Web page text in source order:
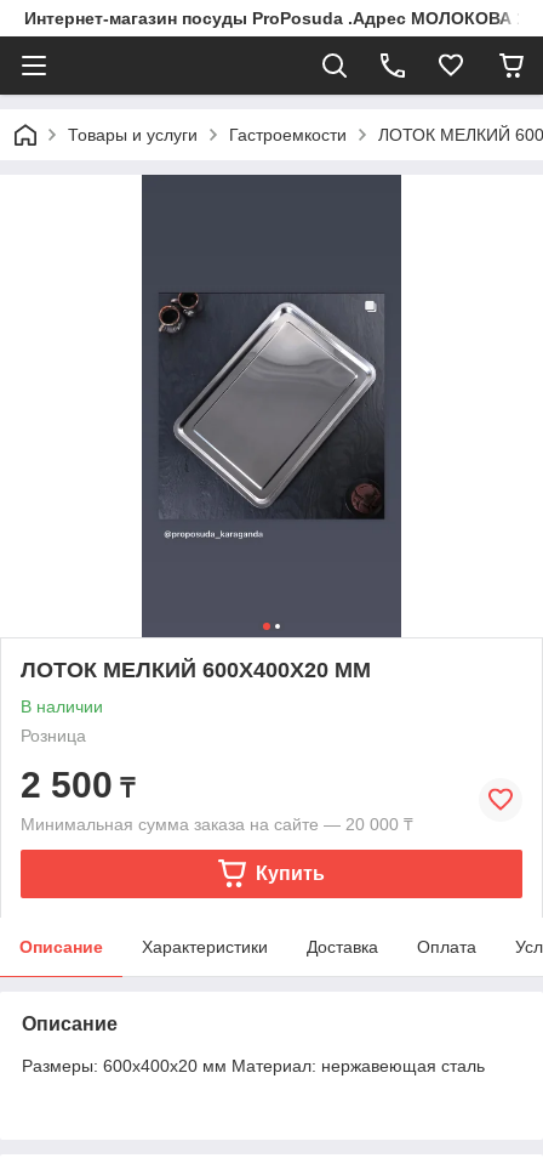
Интернет-магазин посуды ProPosuda .Адрес МОЛОКОВА
Товары и услуги Гастроемкости ЛОТОК МЕЛКИЙ
ЛОТОК МЕЛКИЙ 600Х400Х20 ММ
В наличии
Розница
2 500 ₸
Минимальная сумма заказа на сайте — 20 000 ₸
Купить
Описание Характеристики Доставка Оплата
Описание
Размеры: 600х400х20 мм Материал: нержавеющая сталь